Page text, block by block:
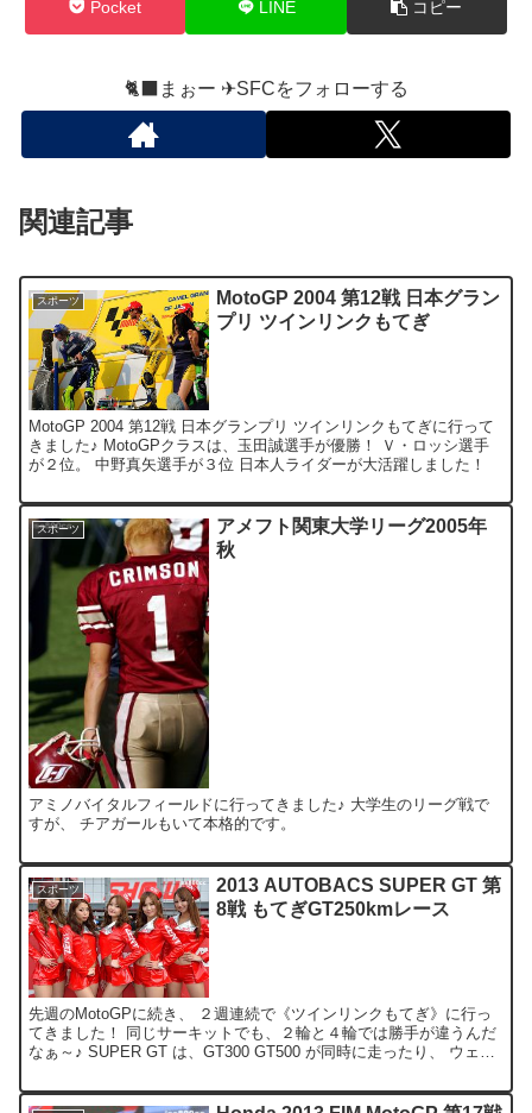
Pocket LINE コピー
🐈‍⬛まぉー ✈︎SFCをフォローする
関連記事
スポーツ
MotoGP 2004 第12戦 日本グラン
プリ ツインリンクもてぎ
MotoGP 2004 第12戦 日本グランプリ ツインリンクもてぎに行って
きました♪ MotoGPクラスは、玉田誠選手が優勝！ Ｖ・ロッシ選手
が２位。 中野真矢選手が３位 日本人ライダーが大活躍しました！
スポーツ
アメフト関東大学リーグ2005年
秋
アミノバイタルフィールドに行ってきました♪ 大学生のリーグ戦で
すが、 チアガールもいて本格的です。
スポーツ
2013 AUTOBACS SUPER GT 第
8戦 もてぎGT250kmレース
先週のMotoGPに続き、 ２週連続で《ツインリンクもてぎ》に行っ
てきました！ 同じサーキットでも、２輪と４輪では勝手が違うんだ
なぁ～♪ SUPER GT は、GT300 GT500 が同時に走ったり、 ウェイ